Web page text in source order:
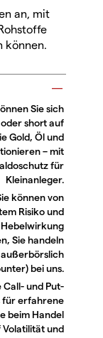
an, mit
können.
Sie sich
short auf
Gold, Öl und
– mit
für
Kleinanleger.
können von
Risiko und
Sie handeln
bei uns.
und Put-
für erfahrene
beim Handel
und